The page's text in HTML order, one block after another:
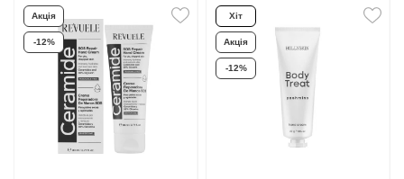
Акція
-12%
Хіт
Акція
-12%